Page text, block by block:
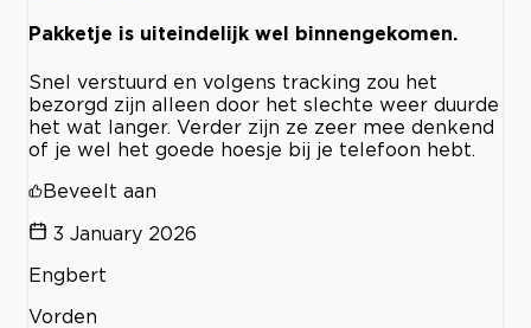
Pakketje is uiteindelijk wel binnengekomen.
Snel verstuurd en volgens tracking zou het
bezorgd zijn alleen door het slechte weer duurde
het wat langer. Verder zijn ze zeer mee denkend
of je wel het goede hoesje bij je telefoon hebt.
Beveelt aan
3 January 2026
Engbert
Vorden